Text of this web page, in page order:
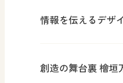
情報を伝えるデザ
創造の舞台裏 檜垣